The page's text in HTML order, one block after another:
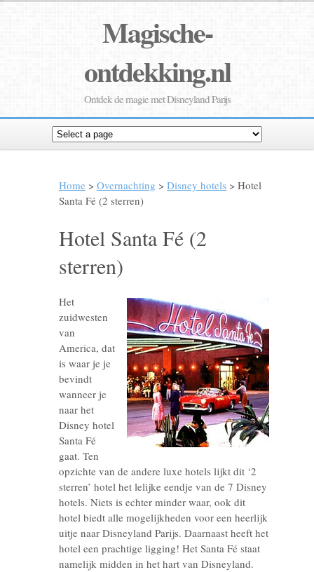
Magische-
ontdekking.nl
Ontdek de magie met Disneyland Parijs
Home > Overnachting > Disney hotels > Hotel
Santa Fé (2 sterren)
Hotel Santa Fé (2
sterren)
Het
zuidwesten
van
America, dat
is waar je je
bevindt
wanneer je
naar het
Disney hotel
Santa Fé
gaat. Ten
opzichte van de andere luxe hotels lijkt dit ‘2
sterren’ hotel het lelijke eendje van de 7 Disney
hotels. Niets is echter minder waar, ook dit
hotel biedt alle mogelijkheden voor een heerlijk
uitje naar Disneyland Parijs. Daarnaast heeft het
hotel een prachtige ligging! Het Santa Fé staat
namelijk midden in het hart van Disneyland.